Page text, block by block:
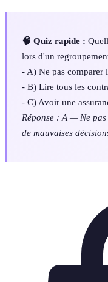
🧠 Quiz rapide :
lors d'un
- A) Ne pas comparer
- B) Lire tous les
- C) Avoir une
Réponse : A — Ne
de mauvaises